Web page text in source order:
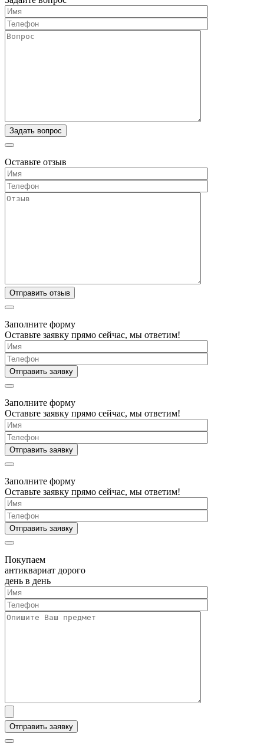
Оставьте отзыв
Заполните форму
Оставьте заявку прямо сейчас, мы ответим!
Заполните форму
Оставьте заявку прямо сейчас, мы ответим!
Заполните форму
Оставьте заявку прямо сейчас, мы ответим!
Покупаем
антиквариат дорого
день в день